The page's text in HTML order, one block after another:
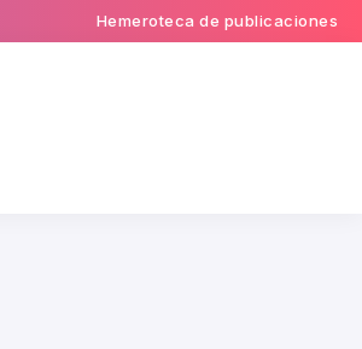
Hemeroteca de publicaciones